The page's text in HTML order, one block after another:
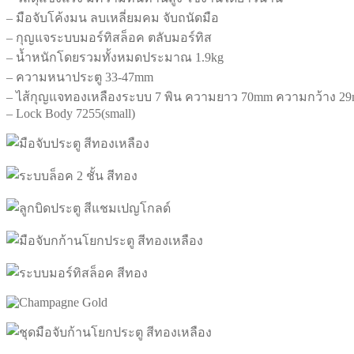
– มือจับโค้งมน ลบเหลี่ยมคม จับถนัดมือ
– กุญแจระบบมอร์ทิสล็อค ตลับมอร์ทิส
– น้ำหนักโดยรวมทั้งหมดประมาณ 1.9kg
– ความหนาประตู 33-47mm
– ไส้กุญแจทองเหลืองระบบ 7 พิน ความยาว 70mm ความกว้าง
– Lock Body 7255(small)